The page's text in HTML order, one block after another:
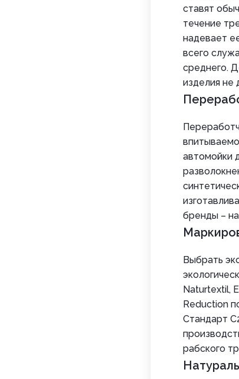
ставят
течение
надевает
всего
среднего.
изделия не
автомойки
бренды –
Выбрать
Naturtextil,
Reduction
Стандарт
рабского